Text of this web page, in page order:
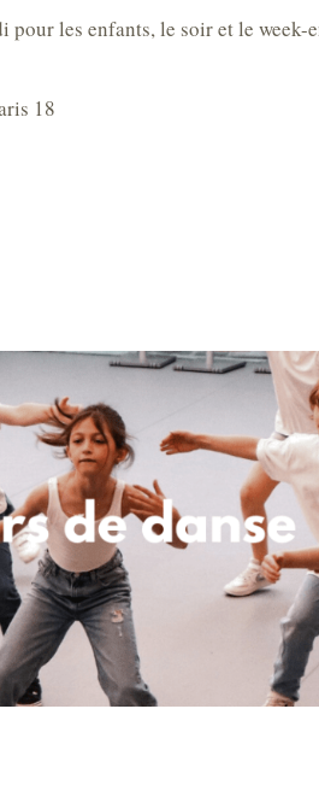
pour les enfants, le soir et le week-
18